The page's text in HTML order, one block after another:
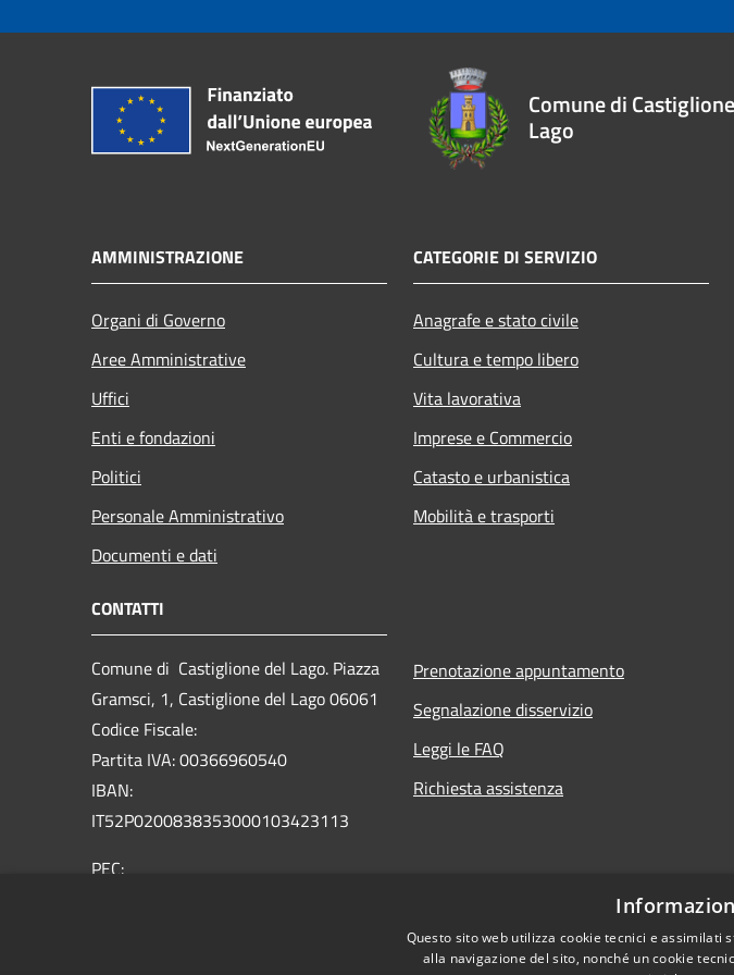
Comune di
Lago
AMMINISTRAZIONE
Organi di Governo
Aree Amministrative
Uffici
Enti e fondazioni
Politici
Personale Amministrativo
Documenti e dati
CATEGORIE DI SERVIZIO
Anagrafe e stato civile
Cultura e tempo libero
Vita lavorativa
Imprese e Commercio
Catasto e urbanistica
Mobilità e trasporti
CONTATTI
Comune di Castiglione del Lago. Piazza
Gramsci, 1, Castiglione del Lago 06061
Codice Fiscale:
Partita IVA: 00366960540
IBAN:
IT52P0200838353000103423113
PEC:
Prenotazione appuntamento
Segnalazione disservizio
Leggi le FAQ
Richiesta assistenza
Questo sito web utilizza cookie tecnici e
alla navigazione del sito, nonché un cookie